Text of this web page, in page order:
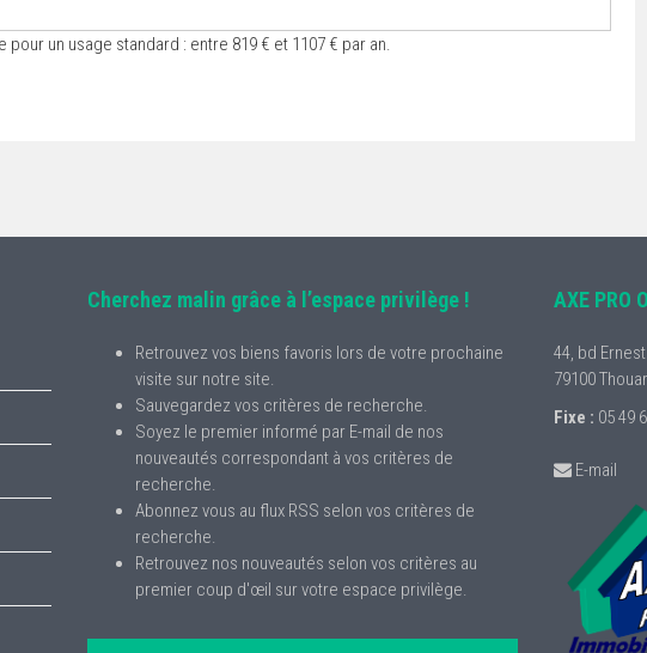
un usage standard : entre 819 € et 1107 € par an.
Cherchez malin grâce à l’espace privilège !
Retrouvez vos biens favoris lors de votre prochaine
visite sur notre site.
Sauvegardez vos critères de recherche.
Soyez le premier informé par E-mail de nos
nouveautés correspondant à vos critères de
recherche.
Abonnez vous au flux RSS selon vos critères de
recherche.
Retrouvez nos nouveautés selon vos critères au
premier coup d'œil sur votre espace privilège.
AXE PRO
44, bd
79100
Fixe : 05 49
E-mail